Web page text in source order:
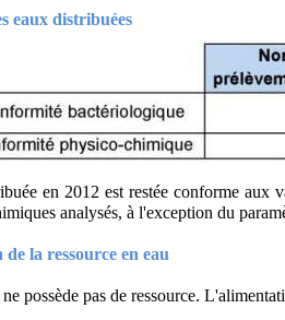
eaux distribuées
en 2012 est restée conforme aux
analysés, à l'exception du
la ressource en eau
possède pas de ressource.